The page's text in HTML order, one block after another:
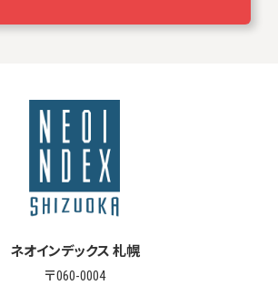
ネオインデックス 札幌
〒060-0004